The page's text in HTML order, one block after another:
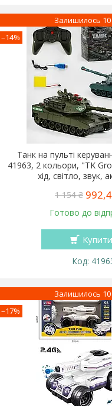
–14%
Залишилось 10
Танк на пульті
41963, 2 кольори, "TK
хід, світло, звук,
1 154 ₴
Готово до
Купити
–17%
Залишилось 10